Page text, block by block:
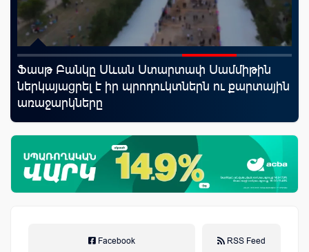
Ֆասթ Բանկը Սևան Ստարտափ Սամմիթին
ներկայացրել է իր պրոդուկտներն ու քարտային
առաջարկները
Facebook RSS Feed